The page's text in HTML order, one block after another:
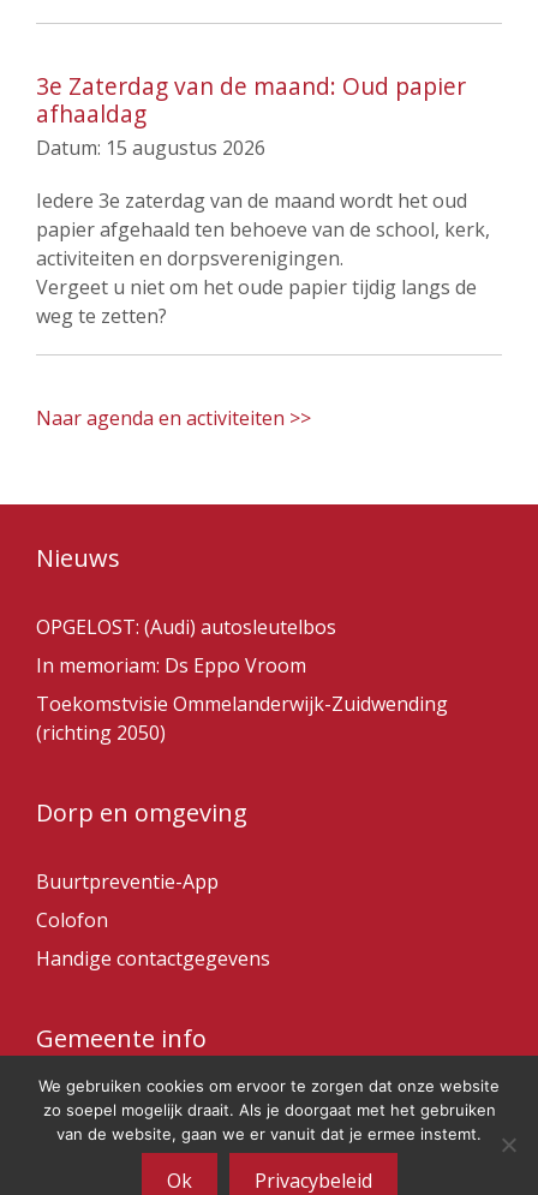
3e Zaterdag van de maand: Oud papier
afhaaldag
Datum: 15 augustus 2026
Iedere 3e zaterdag van de maand wordt het oud
papier afgehaald ten behoeve van de school, kerk,
activiteiten en dorpsverenigingen.
Vergeet u niet om het oude papier tijdig langs de
weg te zetten?
Naar agenda en activiteiten >>
Nieuws
OPGELOST: (Audi) autosleutelbos
In memoriam: Ds Eppo Vroom
Toekomstvisie Ommelanderwijk-Zuidwending
(richting 2050)
Dorp en omgeving
Buurtpreventie-App
Colofon
Handige contactgegevens
Gemeente info
Gemeente Veendam
We gebruiken cookies om ervoor te zorgen dat onze website
zo soepel mogelijk draait. Als je doorgaat met het gebruiken
van de website, gaan we er vanuit dat je ermee instemt.
Ok Privacybeleid